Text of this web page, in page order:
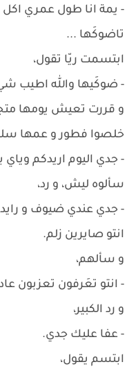
- يمة انا طول عمري اكل
تاضوكَها ...
ابتسمت ريّا تقول،
- ضوكَيها والله اطيب
و قررت تعيش يومها
خلصوا فطور و عمها
- جدي اليوم اريدكم وياي
سألوه ليش، و رد،
- جدي عندي ضيوف و
انتو صايرين زلم.
و سألهم،
- انتو تعَرفون تعزبون
و رد الكبير،
- عفا عليك جدي.
ابتسم يقول،